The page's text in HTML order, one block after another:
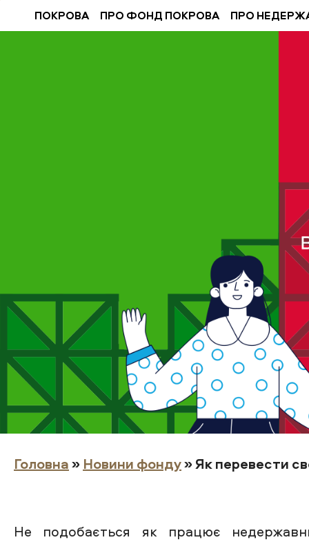
ПОКРОВА ПРО ФОНД ПОКРОВА ПРО
Головна» Новини фонду» Як перевести
Не подобається як працює н